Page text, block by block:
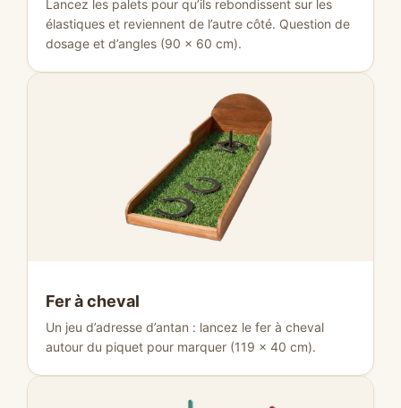
Lancez les palets pour qu’ils rebondissent sur les
élastiques et reviennent de l’autre côté. Question de
dosage et d’angles (90 × 60 cm).
Fer à cheval
Un jeu d’adresse d’antan : lancez le fer à cheval
autour du piquet pour marquer (119 × 40 cm).